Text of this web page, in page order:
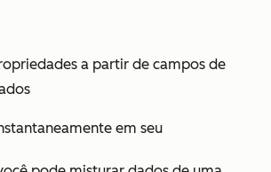
a partir de campos de
em seu